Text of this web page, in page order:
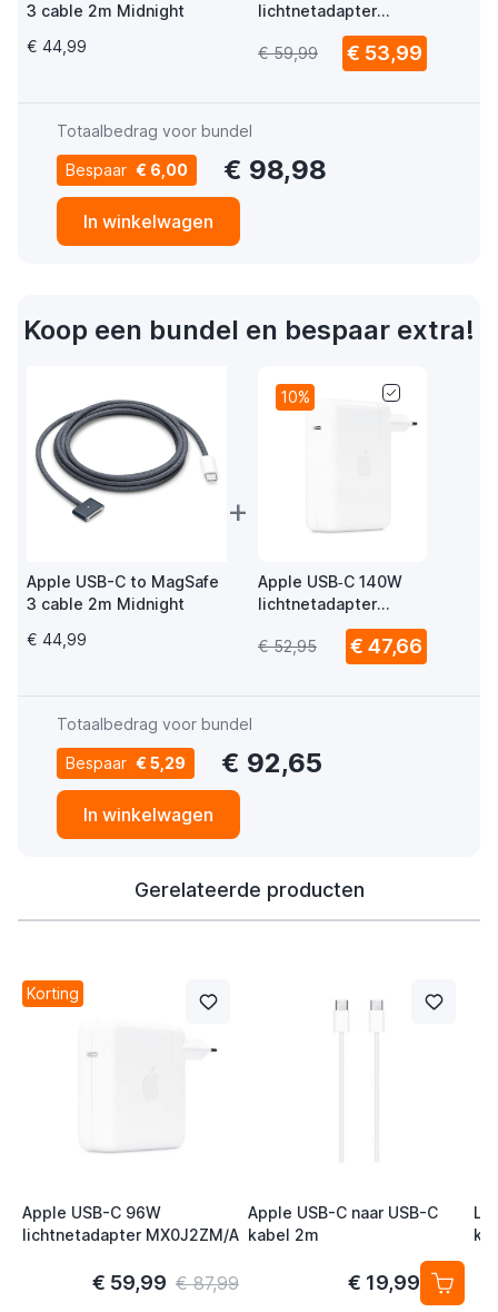
3 cable 2m Midnight
€ 44,99
lichtnetadapter
MKU63ZM/A
€ 59,99
€ 53,99
Totaalbedrag voor bundel
Bespaar € 6,00 € 98,98
In winkelwagen
Koop een bundel en bespaar extra!
Apple USB-C to MagSafe
3 cable 2m Midnight
€ 44,99
+
10%
Apple USB‑C 140W
lichtnetadapter
MLYU3ZM/A
€ 52,95
€ 47,66
Totaalbedrag voor bundel
Bespaar € 5,29 € 92,65
In winkelwagen
Gerelateerde producten
Korting
Apple USB-C 96W
lichtnetadapter MX0J2ZM/A
€ 59,99 € 87,99
Apple USB-C naar USB-C
kabel 2m
€ 19,99